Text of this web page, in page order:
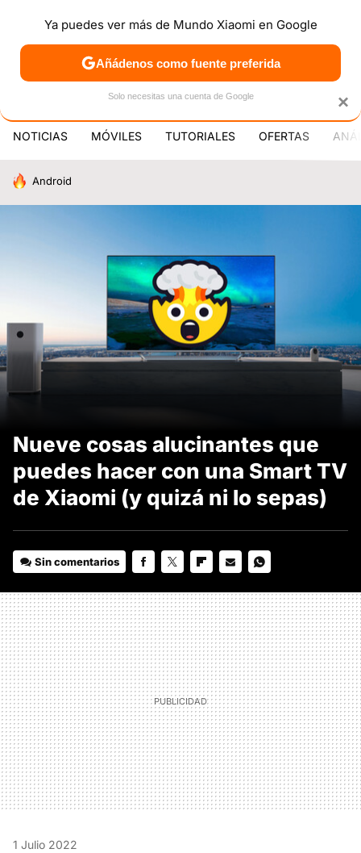
PATROCINA
MENÚ NUEVO
NOTICIAS MÓVILES TUTORIALES OFERTAS
HOY SE HABLA DE
Android
Nueve cosas alucinantes que
puedes hacer con una Smart TV
de Xiaomi (y quizá ni lo sepas)
Sin comentarios
MAIL
1 Julio 2022
×
Ya puedes ver más de Mundo Xiaomi en Google
Añádenos como fuente preferida
Solo necesitas una cuenta de Google